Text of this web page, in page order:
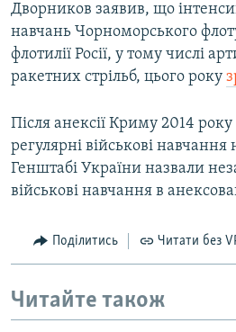
Дворников заявив, що
навчань Чорноморського флоту
флотилії Росії, у тому числі
ракетних стрільб, цього року
Після анексії Криму 2014 року
регулярні військові навчання
Генштабі України назвали
військові навчання в
Поділитись Читати без
Читайте також